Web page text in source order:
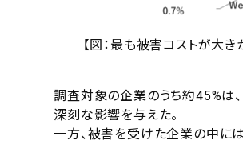
【図：最も被害コストが大き
調査対象の企業のうち約45%は
深刻な影響を与えた。
一方、被害を受けた企業の中に